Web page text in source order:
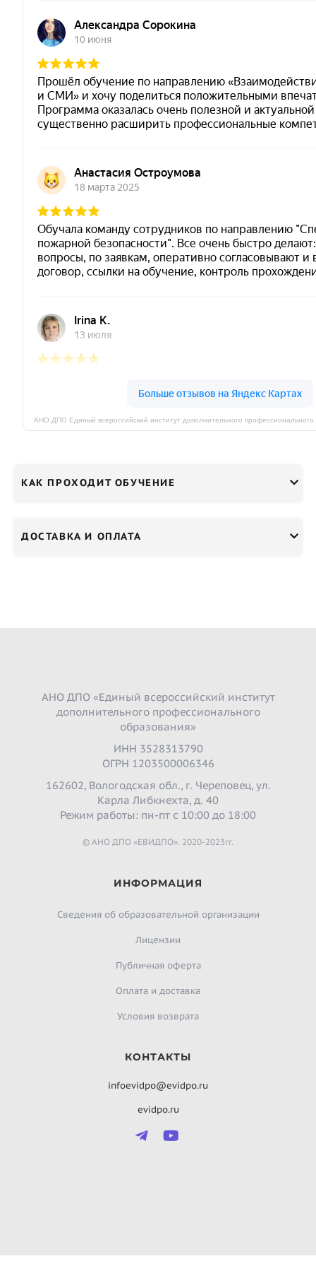
КАК ПРОХОДИТ ОБУЧЕНИЕ
ДОСТАВКА И ОПЛАТА
АНО ДПО «Единый всероссийский институт
дополнительного профессионального
образования»
ИНН 3528313790
ОГРН 1203500006346
162602, Вологодская обл., г. Череповец, ул.
Карла Либкнехта, д. 40
Режим работы: пн-пт с 10:00 до 18:00
© АНО ДПО «ЕВИДПО». 2020-2023гг.
ИНФОРМАЦИЯ
Сведения об образовательной организации
Лицензии
Публичная оферта
Оплата и доставка
Условия возврата
КОНТАКТЫ
infoevidpo@evidpo.ru
evidpo.ru